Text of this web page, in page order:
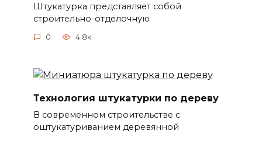
Штукатурка представляет собой
строительно-отделочную
0 4.8к.
Технология штукатурки по дереву
В современном строительстве с
оштукатуриванием деревянной